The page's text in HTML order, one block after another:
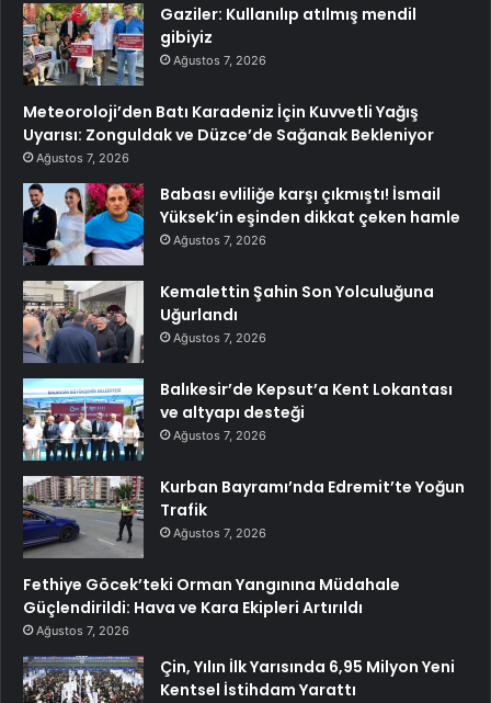
Gaziler: Kullanılıp atılmış mendil
gibiyiz
Ağustos 7, 2026
Meteoroloji’den Batı Karadeniz İçin Kuvvetli Yağış
Uyarısı: Zonguldak ve Düzce’de Sağanak Bekleniyor
Ağustos 7, 2026
Babası evliliğe karşı çıkmıştı! İsmail
Yüksek’in eşinden dikkat çeken hamle
Ağustos 7, 2026
Kemalettin Şahin Son Yolculuğuna
Uğurlandı
Ağustos 7, 2026
Balıkesir’de Kepsut’a Kent Lokantası
ve altyapı desteği
Ağustos 7, 2026
Kurban Bayramı’nda Edremit’te Yoğun
Trafik
Ağustos 7, 2026
Fethiye Göcek’teki Orman Yangınına Müdahale
Güçlendirildi: Hava ve Kara Ekipleri Artırıldı
Ağustos 7, 2026
Çin, Yılın İlk Yarısında 6,95 Milyon Yeni
Kentsel İstihdam Yarattı